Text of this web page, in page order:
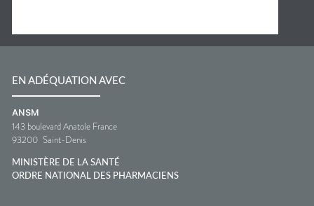
EN ADÉQUATION AVEC
ANSM
143 boulevard Anatole France
93200 Saint-Denis
MINISTÈRE DE LA SANTÉ
ORDRE NATIONAL DES PHARMACIENS